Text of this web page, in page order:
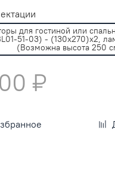
для гостиной или
51-03) - (130х270)х2, ламбрекен 200 см. -
(Возможна высота 250
₽